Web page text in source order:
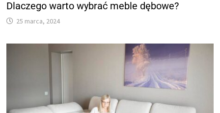
Dlaczego warto wybrać meble dębowe?
25 marca, 2024